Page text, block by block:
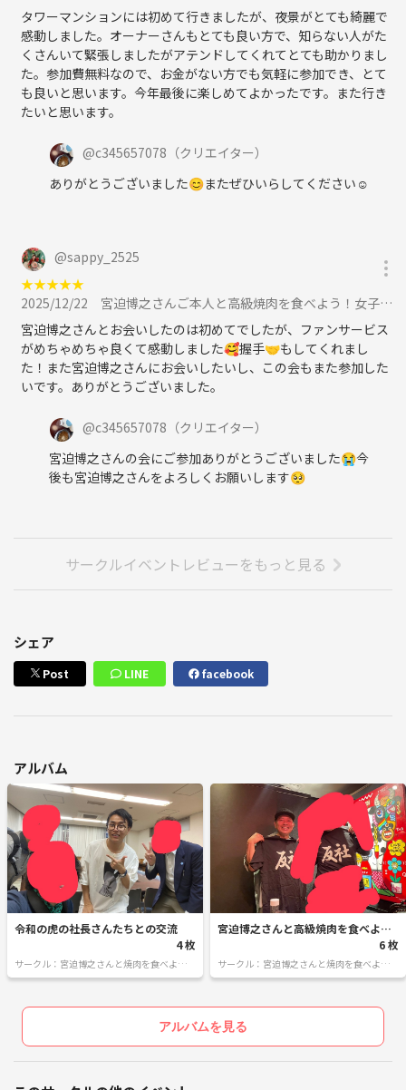
💴料金💴
🉐1000円🉐
こちらは今回、当YouTubeチャンネルとのコラボ企画ですので、ご飲食
代のおよそ8割近くを当社の撮影経費で負担させて頂きますので、この
こちらは現地で現金でのお支払いお願い致します🤲
🥩メニュー🥩
高級牛タン、高級カルビ、高級ホルモン、ビビンバ、高級なお米🍚など
など、、
こちらがご指定した美味しい焼肉メニューをお出し致します⭐︎
お楽しみに☺️
⭐︎参加者は地下アイドルの方やYouTuber、ティックトッカーなどの方
⭐︎こちらのサークルのオーナーはきちんとした株式会社の顧問をして
います☺️
ですので、サラリーマンでは無いのですが、かなりぶっ飛んだ人物です
w
そんなぶっ飛んだ人と話してみたい人☺️
何かご質問ある方は参加表明せずに、サークルの質問コメントページに
コメントでのご質問も受付しております☺️
■禁止事項！🈲
タワーマンションには初めて行きましたが、夜景がとても綺麗で
感動しました。オーナーさんもとても良い方で、知らない人がた
くさんいて緊張しましたがアテンドしてくれてとても助かりまし
た。参加費無料なので、お金がない方でも気軽に参加でき、とて
も良いと思います。今年最後に楽しめてよかったです。また行き
たいと思います。
@c345657078 （クリエイター）
ありがとうございました😊またぜひいらしてください☺️
@sappy_2525
★★★★★
2025/12/22
宮迫博之さんご本人と高級焼肉を食べよう！女子会です⭐︎プレミアムイベント推し活に参加
宮迫博之さんとお会いしたのは初めてでしたが、ファンサービス
がめちゃめちゃ良くて感動しました🥰握手🤝もしてくれまし
た！また宮迫博之さんにお会いしたいし、この会もまた参加した
いです。ありがとうございました。
@c345657078 （クリエイター）
宮迫博之さんの会にご参加ありがとうございました😭今
後も宮迫博之さんをよろしくお願いします🥺
サークルイベントレビューをもっと見る
シェア
Post LINE facebook
アルバム
令和の虎の社長さんたちとの交流
4 枚
サークル：宮迫博之さんと焼肉を食べよう！
たまにセレブパーティー！！
宮迫博之さんと高級焼肉を食べよう
6 枚
サークル：宮迫博之さんと焼肉を食べよう！
たまにセレブパーティー！！
アルバムを見る